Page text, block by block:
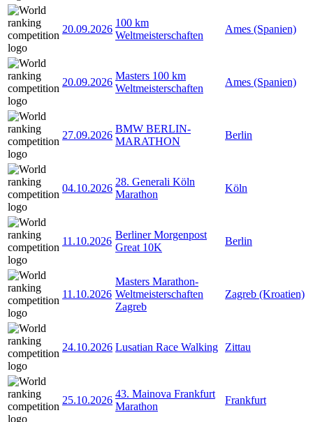
20.09.2026
100 km
Weltmeisterschaften
Ames (Spanien)
20.09.2026
Masters 100 km
Weltmeisterschaften
Ames (Spanien)
27.09.2026
BMW BERLIN-
MARATHON
Berlin
04.10.2026
28. Generali Köln
Marathon
Köln
11.10.2026
Berliner Morgenpost
Great 10K
Berlin
11.10.2026
Masters Marathon-
Weltmeisterschaften
Zagreb
Zagreb (Kroatien)
24.10.2026 Lusatian Race Walking Zittau
25.10.2026
43. Mainova Frankfurt
Marathon
Frankfurt